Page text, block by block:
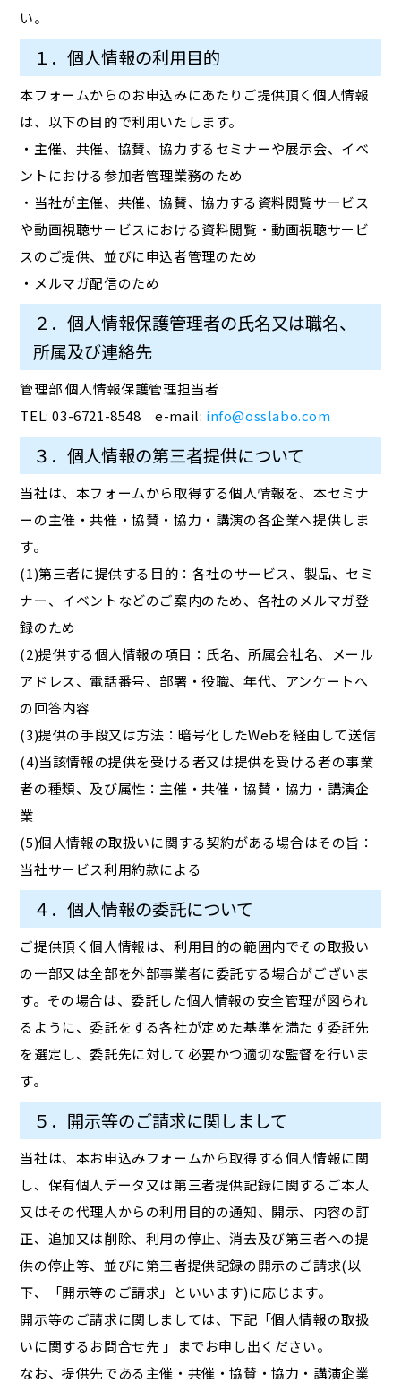
い。
１．個人情報の利用目的
本フォームからのお申込みにあたりご提供頂く個人情報
は、以下の目的で利用いたします。
・主催、共催、協賛、協力するセミナーや展示会、イベ
ントにおける参加者管理業務のため
・当社が主催、共催、協賛、協力する資料閲覧サービス
や動画視聴サービスにおける資料閲覧・動画視聴サービ
スのご提供、並びに申込者管理のため
・メルマガ配信のため
２．個人情報保護管理者の氏名又は職名、
所属及び連絡先
管理部 個人情報保護管理担当者
TEL: 03-6721-8548 e-mail: info@osslabo.com
３．個人情報の第三者提供について
当社は、本フォームから取得する個人情報を、本セミナ
ーの主催・共催・協賛・協力・講演の各企業へ提供しま
す。
(1)第三者に提供する目的：各社のサービス、製品、セミ
ナー、イベントなどのご案内のため、各社のメルマガ登
録のため
(2)提供する個人情報の項目：氏名、所属会社名、メール
アドレス、電話番号、部署・役職、年代、アンケートへ
の回答内容
(3)提供の手段又は方法：暗号化したWebを経由して送信
(4)当該情報の提供を受ける者又は提供を受ける者の事業
者の種類、及び属性：主催・共催・協賛・協力・講演企
業
(5)個人情報の取扱いに関する契約がある場合はその旨：
当社サービス利用約款による
４．個人情報の委託について
ご提供頂く個人情報は、利用目的の範囲内でその取扱い
の一部又は全部を外部事業者に委託する場合がございま
す。その場合は、委託した個人情報の安全管理が図られ
るように、委託をする各社が定めた基準を満たす委託先
を選定し、委託先に対して必要かつ適切な監督を行いま
す。
５．開示等のご請求に関しまして
当社は、本お申込みフォームから取得する個人情報に関
し、保有個人データ又は第三者提供記録に関するご本人
又はその代理人からの利用目的の通知、開示、内容の訂
正、追加又は削除、利用の停止、消去及び第三者への提
供の停止等、並びに第三者提供記録の開示のご請求(以
下、「開示等のご請求」といいます)に応じます。
開示等のご請求に関しましては、下記「個人情報の取扱
いに関するお問合せ先 」までお申し出ください。
なお、提供先である主催・共催・協賛・協力・講演企業